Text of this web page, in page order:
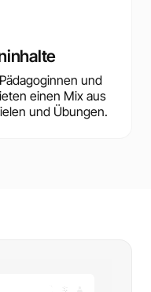
und
einen Mix aus
und Übungen.